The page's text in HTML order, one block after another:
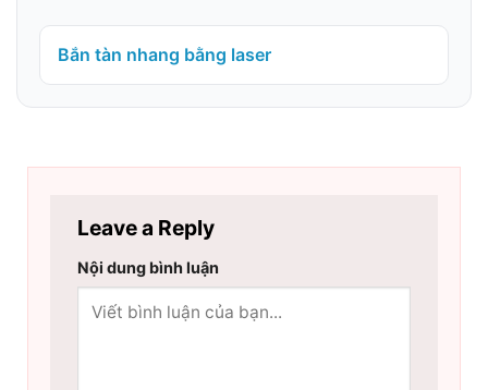
Bắn tàn nhang bằng laser
Leave a Reply
Nội dung bình luận